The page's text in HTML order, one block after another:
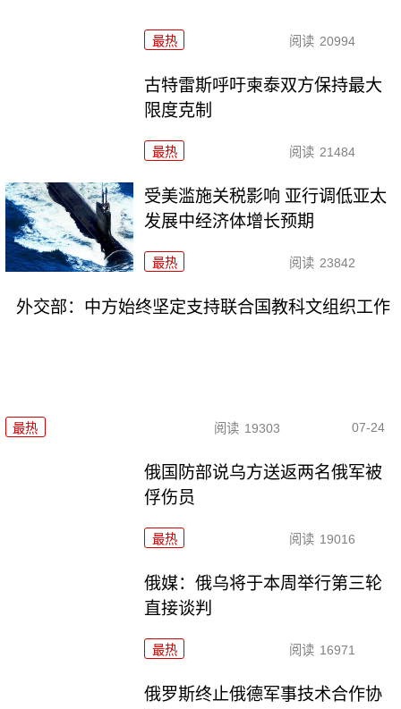
最热 阅读 20994
古特雷斯呼吁柬泰双方保持最大
限度克制
最热 阅读 21484
受美滥施关税影响 亚行调低亚太
发展中经济体增长预期
最热 阅读 23842
外交部：中方始终坚定支持联合国教科文组织工作
最热 阅读 19303 07-24
俄国防部说乌方送返两名俄军被
俘伤员
最热 阅读 19016
俄媒：俄乌将于本周举行第三轮
直接谈判
最热 阅读 16971
俄罗斯终止俄德军事技术合作协